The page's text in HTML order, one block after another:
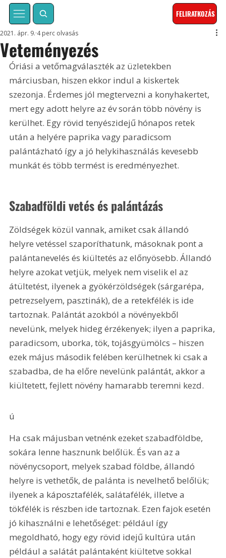
FELIRATKOZÁS
Veteményezés
2021. ápr. 9. 4 perc olvasás
Óriási a vetőmagválaszték az üzletekben
márciusban, hiszen ekkor indul a kiskertek
szezonja. Érdemes jól megtervezni a konyhakertet,
mert egy adott helyre az év során több növény is
kerülhet. Egy rövid tenyészidejű hónapos retek
után a helyére paprika vagy paradicsom
palántázható így a jó helykihasználás kevesebb
munkát és több termést is eredményezhet.
Szabadföldi vetés és palántázás
Zöldségek közül vannak, amiket csak állandó
helyre vetéssel szaporíthatunk, másoknak pont a
palántanevelés és kiültetés az előnyösebb. Állandó
helyre azokat vetjük, melyek nem viselik el az
átültetést, ilyenek a gyökérzöldségek (sárgarépa,
petrezselyem, pasztinák), de a retekfélék is ide
tartoznak. Palántát azokból a növényekből
nevelünk, melyek hideg érzékenyek; ilyen a paprika,
paradicsom, uborka, tök, tojásgyümölcs – hiszen
ezek május második felében kerülhetnek ki csak a
szabadba, de ha előre nevelünk palántát, akkor a
kiültetett, fejlett növény hamarabb teremni kezd.
ú
Ha csak májusban vetnénk ezeket szabadföldbe,
sokára lenne hasznunk belőlük. És van az a
növénycsoport, melyek szabad földbe, állandó
helyre is vethetők, de palánta is nevelhető belőlük;
ilyenek a káposztafélék, salátafélék, illetve a
tökfélék is részben ide tartoznak. Ezen fajok esetén
jó kihasználni e lehetőséget: például így
megoldható, hogy egy rövid idejű kultúra után
például a salátát palántaként kiültetve sokkal